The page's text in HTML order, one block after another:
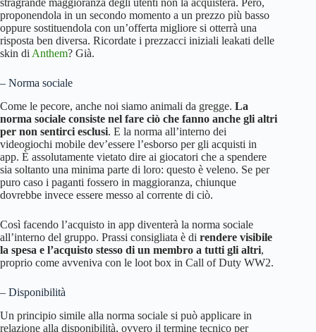
stragrande maggioranza degli utenti non la acquisterà. Però,
proponendola in un secondo momento a un prezzo più basso
oppure sostituendola con un’offerta migliore si otterrà una
risposta ben diversa. Ricordate i prezzacci iniziali leakati delle
skin diAnthem? Già.
– Norma sociale
Come le pecore, anche noi siamo animali da gregge. La
norma sociale consiste nel fare ciò che fanno anche gli altri
per non sentirci esclusi. E la norma all’interno dei
videogiochi mobile dev’essere l’esborso per gli acquisti in
app. È assolutamente vietato dire ai giocatori che a spendere
sia soltanto una minima parte di loro: questo è veleno. Se per
puro caso i paganti fossero in maggioranza, chiunque
dovrebbe invece essere messo al corrente di ciò.
Così facendo l’acquisto in app diventerà la norma sociale
all’interno del gruppo. Prassi consigliata è di rendere visibile
la spesa e l’acquisto stesso di un membro a tutti gli altri,
proprio come avveniva con le loot box in Call of Duty WW2.
– Disponibilità
Un principio simile alla norma sociale si può applicare in
relazione alla disponibilità, ovvero il termine tecnico per